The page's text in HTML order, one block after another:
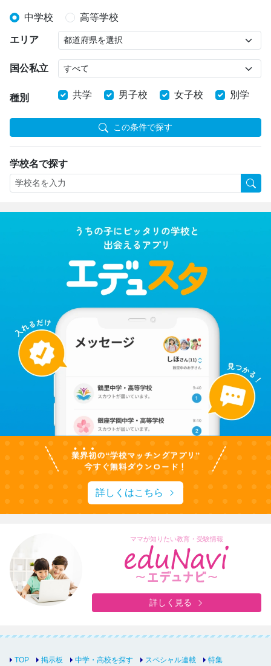
中学校 高等学校
エリア
国公私立
種別 共学 男子校 女子校 別学
この条件で探す
学校名で探す
詳しくはこちら
ママが知りたい教育・受験情報
詳しく見る
TOP 掲示板 中学・高校を探す スペシャル連載 特集